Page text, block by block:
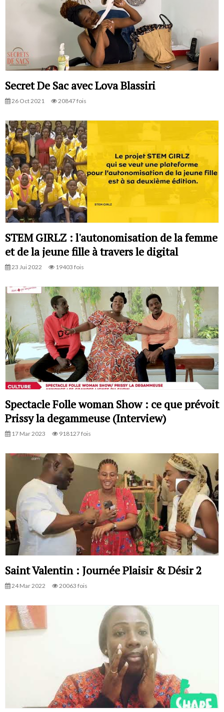
Secret De Sac avec Lova Blassiri
26 Oct 2021 20847 fois
STEM GIRLZ : l'autonomisation de la femme
et de la jeune fille à travers le digital
23 Jui 2022 19403 fois
Spectacle Folle woman Show : ce que prévoit
Prissy la degammeuse (Interview)
17 Mar 2023 918127 fois
Saint Valentin : Journée Plaisir & Désir 2
24 Mar 2022 20063 fois